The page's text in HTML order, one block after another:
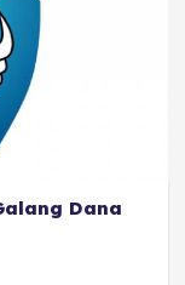
Dana